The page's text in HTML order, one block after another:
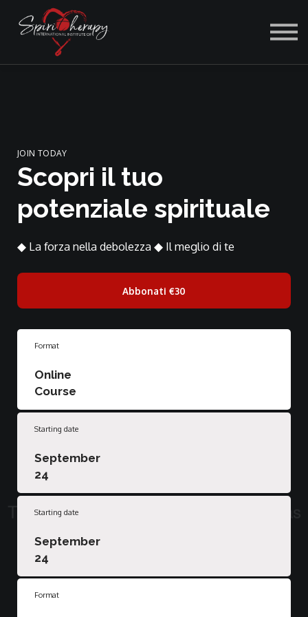
JOIN TODAY
Scopri il tuo
potenziale spirituale
◆ La forza nella debolezza ◆ Il meglio di te
Abbonati €30
Format
Online
Course
Starting date
September
24
Starting date
September
24
Format